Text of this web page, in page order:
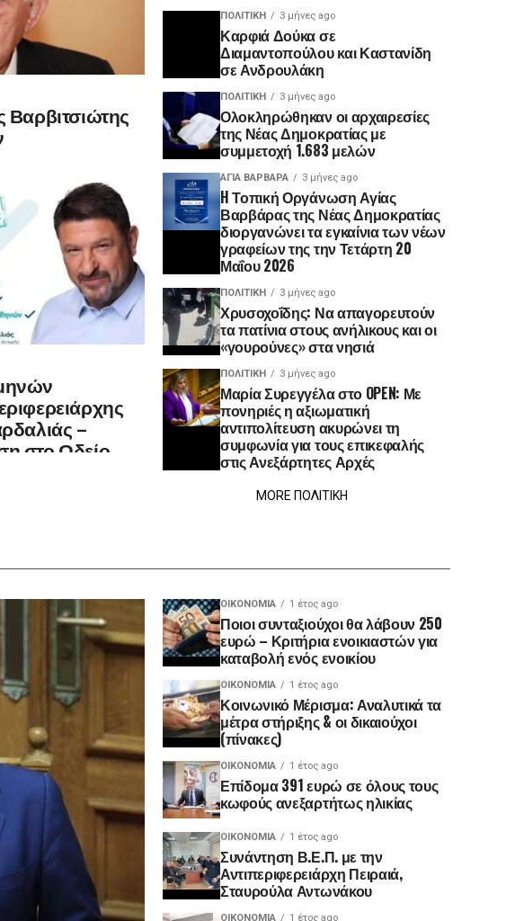
Βαρβιτσιώτης
–
στο Ωδείο
ΠΟΛΙΤΙΚΉ 3 μήνες ago
Καρφιά Δούκα σε
Διαμαντοπούλου και Καστανίδη
σε Ανδρουλάκη
ΠΟΛΙΤΙΚΉ 3 μήνες ago
Ολοκληρώθηκαν οι αρχαιρεσίες
της Νέας Δημοκρατίας με
συμμετοχή 1.683 μελών
ΑΓΙΑ ΒΑΡΒΑΡΑ 3 μήνες ago
H Τοπική Οργάνωση Αγίας
Βαρβάρας της Νέας Δημοκρατίας
διοργανώνει τα εγκαίνια των νέων
γραφείων της την Τετάρτη 20
Μαΐου 2026
ΠΟΛΙΤΙΚΉ 3 μήνες ago
Χρυσοχοΐδης: Να απαγορευτούν
τα πατίνια στους ανήλικους και οι
«γουρούνες» στα νησιά
ΠΟΛΙΤΙΚΉ 3 μήνες ago
Μαρία Συρεγγέλα στο OPEN: Με
πονηριές η αξιωματική
αντιπολίτευση ακυρώνει τη
συμφωνία για τους επικεφαλής
στις Ανεξάρτητες Αρχές
MORE ΠΟΛΙΤΙΚΗ
ΟΙΚΟΝΟΜΊΑ 1 έτος ago
Ποιοι συνταξιούχοι θα λάβουν 250
ευρώ – Κριτήρια ενοικιαστών για
καταβολή ενός ενοικίου
ΟΙΚΟΝΟΜΊΑ 1 έτος ago
Κοινωνικό Μέρισμα: Αναλυτικά τα
μέτρα στήριξης & οι δικαιούχοι
(πίνακες)
ΟΙΚΟΝΟΜΊΑ 1 έτος ago
Επίδομα 391 ευρώ σε όλους τους
κωφούς ανεξαρτήτως ηλικίας
ΟΙΚΟΝΟΜΊΑ 1 έτος ago
Συνάντηση Β.Ε.Π. με την
Αντιπεριφερειάρχη Πειραιά,
Σταυρούλα Αντωνάκου
ΟΙΚΟΝΟΜΊΑ 1 έτος ago